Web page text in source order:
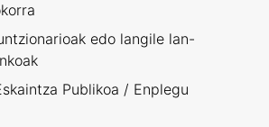
edo langile lan-
Publikoa / Enplegu